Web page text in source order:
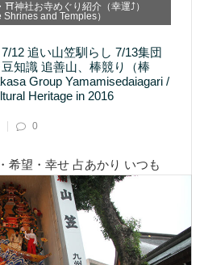
神社お寺めぐり紹介（幸運⤴）
and Temples）
12 追い山笠馴らし 7/13集団
知識 追善山、棒競り（棒
Group Yamamisedaiagari /
Heritage in 2016
0
希望・幸せ 占あかり いつも
切です。 人生の 価値ある ひ
鑑定 相談料金 ★★ 一
から10分ごと500円追加）